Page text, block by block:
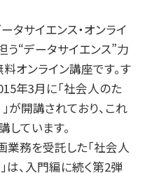
サイエンス・オンライ
う“データサイエンス”力
オンライン講座です。す
年3月に「社会人のた
が開講されており、これ
ています。
業務を受託した「社会人
は、入門編に続く第2弾